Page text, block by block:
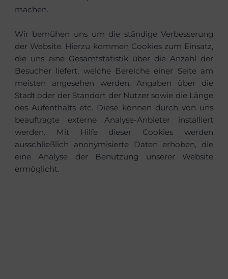
machen.
Wir bemühen uns um die ständige Verbesserung
der Website. Hierzu kommen Cookies zum Einsatz,
die uns eine Gesamtstatistik über die Anzahl der
Besucher liefert, welche Bereiche einer Seite am
meisten angesehen werden, Angaben über die
Stadt oder der Standort der Nutzer sowie die Länge
des Aufenthalts etc. Diese können durch von uns
beauftragte externe Analyse-Anbieter installiert
werden. Mit Hilfe dieser Cookies werden
ausschließlich anonymisierte Daten erhoben, die
eine Analyse der Benutzung unserer Website
ermöglicht.